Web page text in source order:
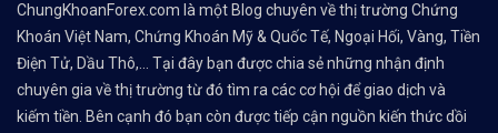
ChungKhoanForex.com là một Blog chuyên về thị trường Chứng
Khoán Việt Nam, Chứng Khoán Mỹ & Quốc Tế, Ngoại Hối, Vàng, Tiền
Điện Tử, Dầu Thô,... Tại đây bạn được chia sẻ những nhận định
chuyên gia về thị trường từ đó tìm ra các cơ hội để giao dịch và
kiếm tiền. Bên cạnh đó bạn còn được tiếp cận nguồn kiến thức dồi